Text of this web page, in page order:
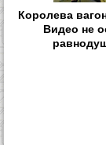
Королева
Видео не